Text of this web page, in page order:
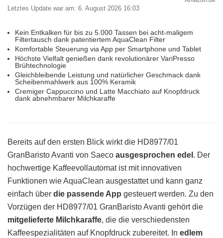
Letztes Update war am: 6. August 2026 16:03
Kein Entkalken für bis zu 5.000 Tassen bei acht-maligem
Filtertausch dank patentiertem AquaClean Filter
Komfortable Steuerung via App per Smartphone und Tablet
Höchste Vielfalt genießen dank revolutionärer VariPresso
Brühtechnologie
Gleichbleibende Leistung und natürlicher Geschmack dank
Scheibenmahlwerk aus 100% Keramik
Cremiger Cappuccino und Latte Macchiato auf Knopfdruck
dank abnehmbarer Milchkaraffe
Bereits auf den ersten Blick wirkt die HD8977/01
GranBaristo Avanti von Saeco ausgesprochen edel . Der
hochwertige Kaffeevollautomat ist mit innovativen
Funktionen wie AquaClean ausgestattet und kann ganz
einfach über die passende App gesteuert werden. Zu den
Vorzügen der HD8977/01 GranBaristo Avanti gehört die
mitgelieferte Milchkaraffe, die die verschiedensten
Kaffeespezialitäten auf Knopfdruck zubereitet. In edlem